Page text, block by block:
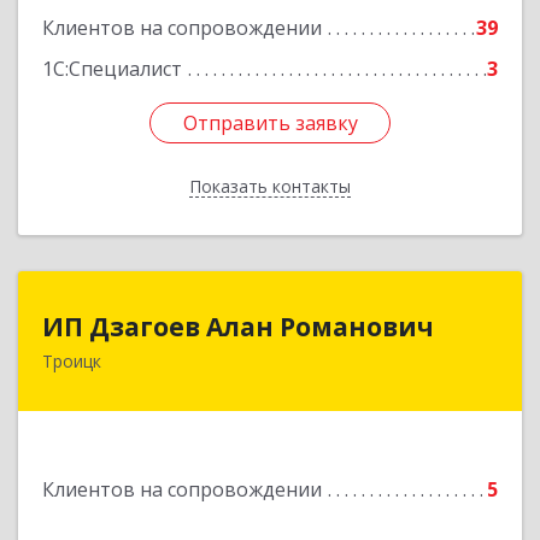
Клиентов на сопровождении
39
1С:Специалист
3
Отправить заявку
Показать контакты
Подробнее
Отправить заявку
Назад
ИП Дзагоев Алан Романович
Троицк
Клиентов на сопровождении 5
Подробнее